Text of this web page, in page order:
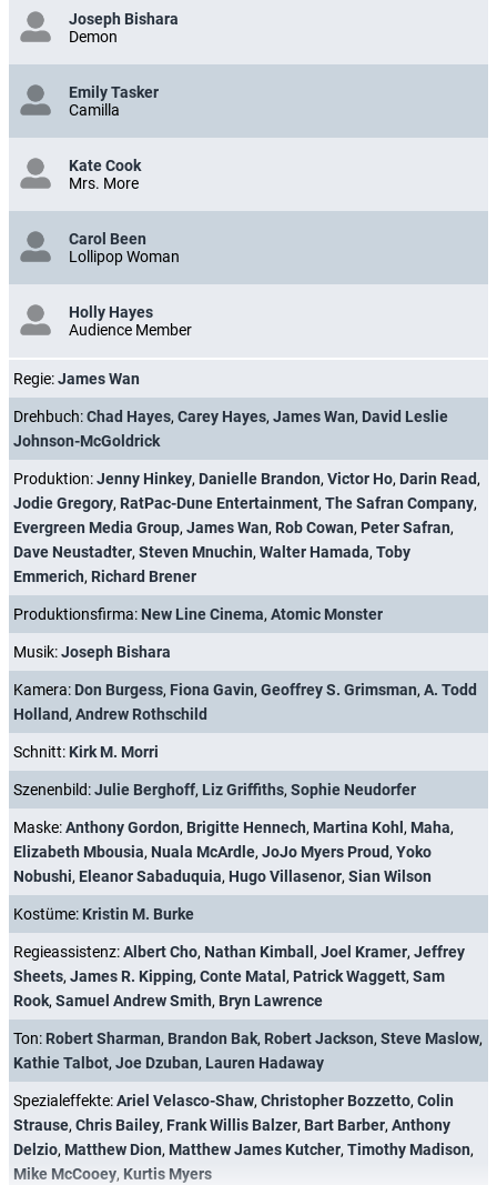
Joseph Bishara
Demon
Emily Tasker
Camilla
Kate Cook
Mrs. More
Carol Been
Lollipop Woman
Holly Hayes
Audience Member
Regie:James Wan
Drehbuch:Chad Hayes, Carey Hayes, James Wan, David Leslie
Johnson-McGoldrick
Produktion:Jenny Hinkey, Danielle Brandon, Victor Ho, Darin Read,
Jodie Gregory, RatPac-Dune Entertainment, The Safran Company,
Evergreen Media Group, James Wan, Rob Cowan, Peter Safran,
Dave Neustadter, Steven Mnuchin, Walter Hamada, Toby
Emmerich, Richard Brener
Produktionsfirma: New Line Cinema, Atomic Monster
Musik:Joseph Bishara
Kamera: Don Burgess, Fiona Gavin, Geoffrey S. Grimsman, A. Todd
Holland , Andrew Rothschild
Schnitt: Kirk M. Morri
Szenenbild:Julie Berghoff, Liz Griffiths, Sophie Neudorfer
Maske:Anthony Gordon, Brigitte Hennech, Martina Kohl , Maha,
Elizabeth Mbousia, Nuala McArdle, JoJo Myers Proud, Yoko
Nobushi, Eleanor Sabaduquia, Hugo Villasenor, Sian Wilson
Kostüme: Kristin M. Burke
Regieassistenz:Albert Cho, Nathan Kimball , Joel Kramer, Jeffrey
Sheets, James R. Kipping, Conte Matal , Patrick Waggett, Sam
Rook, Samuel Andrew Smith, Bryn Lawrence
Ton: Robert Sharman, Brandon Bak, Robert Jackson, Steve Maslow,
Kathie Talbot, Joe Dzuban, Lauren Hadaway
Spezialeffekte:Ariel Velasco-Shaw, Christopher Bozzetto, Colin
Strause, Chris Bailey, Frank Willis Balzer, Bart Barber, Anthony
Delzio, Matthew Dion, Matthew James Kutcher, Timothy Madison,
Mike McCooey, Kurtis Myers